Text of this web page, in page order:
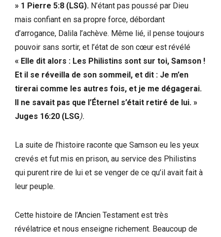
» 1 Pierre 5:8 (LSG). N’étant pas poussé par Dieu
mais confiant en sa propre force, débordant
d’arrogance, Dalila l’achève. Même lié, il pense toujours
pouvoir sans sortir, et l’état de son cœur est révélé
« Elle dit alors : Les Philistins sont sur toi, Samson !
Et il se réveilla de son sommeil, et dit : Je m’en
tirerai comme les autres fois, et je me dégagerai.
Il ne savait pas que l’Éternel s’était retiré de lui. »
Juges 16:20 (LSG).
La suite de l’histoire raconte que Samson eu les yeux
crevés et fut mis en prison, au service des Philistins
qui purent rire de lui et se venger de ce qu’il avait fait à
leur peuple.
Cette histoire de l’Ancien Testament est très
révélatrice et nous enseigne richement. Beaucoup de